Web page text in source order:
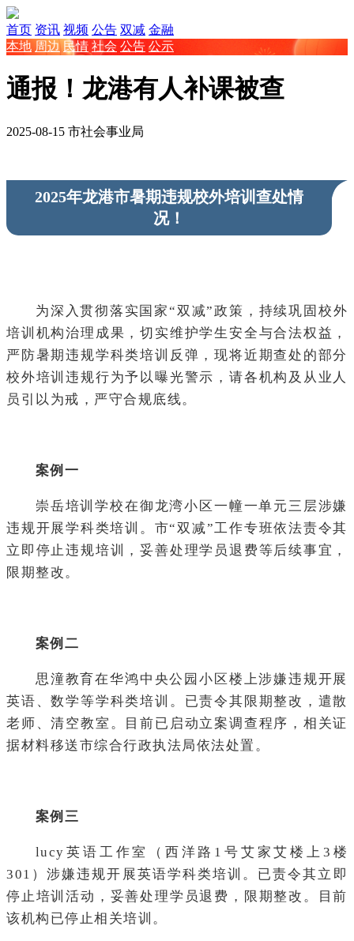
首页 资讯 视频 公告 双减 金融
本地 周边 民情 社会 公告 公示
通报！龙港有人补课被查
2025-08-15 市社会事业局
2025年龙港市暑期违规校外培训查处情
况！
为深入贯彻落实国家“双减”政策，持续巩固校外
培训机构治理成果，切实维护学生安全与合法权益，
严防暑期违规学科类培训反弹，现将近期查处的部分
校外培训违规行为予以曝光警示，请各机构及从业人
员引以为戒，严守合规底线。
案例一
崇岳培训学校在御龙湾小区一幢一单元三层涉嫌
违规开展学科类培训。市“双减”工作专班依法责令其
立即停止违规培训，妥善处理学员退费等后续事宜，
限期整改。
案例二
思潼教育在华鸿中央公园小区楼上涉嫌违规开展
英语、数学等学科类培训。已责令其限期整改，遣散
老师、清空教室。目前已启动立案调查程序，相关证
据材料移送市综合行政执法局依法处置。
案例三
lucy英语工作室（西洋路1号艾家艾楼上3楼
301）涉嫌违规开展英语学科类培训。已责令其立即
停止培训活动，妥善处理学员退费，限期整改。目前
该机构已停止相关培训。